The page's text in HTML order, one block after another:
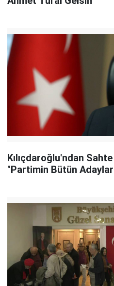
Kılıçdaroğlu'ndan
"Partimin Bütün